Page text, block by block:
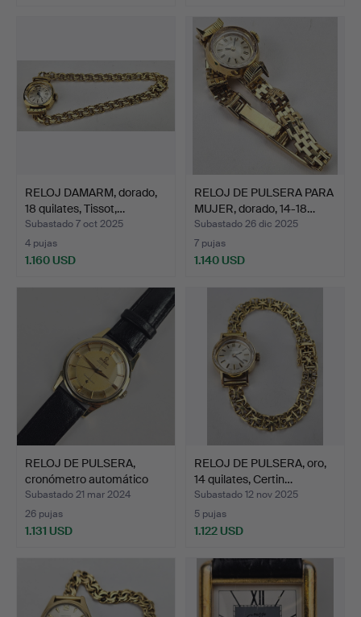
RELOJ DAMARM, dorado,
18 quilates, Tissot,…
Subastado 7 oct 2025
4 pujas
1.160 USD
RELOJ DE PULSERA PARA
MUJER, dorado, 14-18…
Subastado 26 dic 2025
7 pujas
1.140 USD
RELOJ DE PULSERA,
cronómetro automático
Om…
Subastado 21 mar 2024
26 pujas
1.131 USD
RELOJ DE PULSERA, oro,
14 quilates, Certin…
Subastado 12 nov 2025
5 pujas
1.122 USD